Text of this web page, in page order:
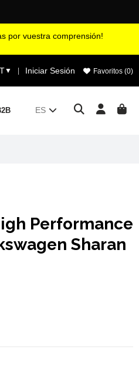
por vuestra comprensión!
▼ | Iniciar Sesión Favoritos (0)
ES
Performance
Sharan